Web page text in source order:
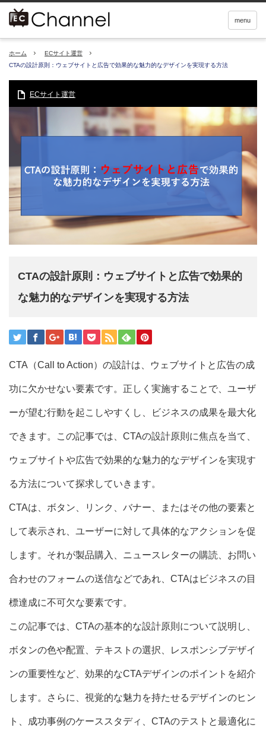
menu
ホーム
ECサイト運営
CTAの設計原則：ウェブサイトと広告で効果的な魅力的なデザインを実現する方法
ECサイト運営
CTAの設計原則：ウェブサイトと広告で効果的
な魅力的なデザインを実現する方法
CTA（Call to Action）の設計は、ウェブサイトと広告の成
功に欠かせない要素です。正しく実施することで、ユーザ
ーが望む行動を起こしやすくし、ビジネスの成果を最大化
できます。この記事では、CTAの設計原則に焦点を当て、
ウェブサイトや広告で効果的な魅力的なデザインを実現す
る方法について探求していきます。
CTAは、ボタン、リンク、バナー、またはその他の要素と
して表示され、ユーザーに対して具体的なアクションを促
します。それが製品購入、ニュースレターの購読、お問い
合わせのフォームの送信などであれ、CTAはビジネスの目
標達成に不可欠な要素です。
この記事では、CTAの基本的な設計原則について説明し、
ボタンの色や配置、テキストの選択、レスポンシブデザイ
ンの重要性など、効果的なCTAデザインのポイントを紹介
します。さらに、視覚的な魅力を持たせるデザインのヒン
ト、成功事例のケーススタディ、CTAのテストと最適化に